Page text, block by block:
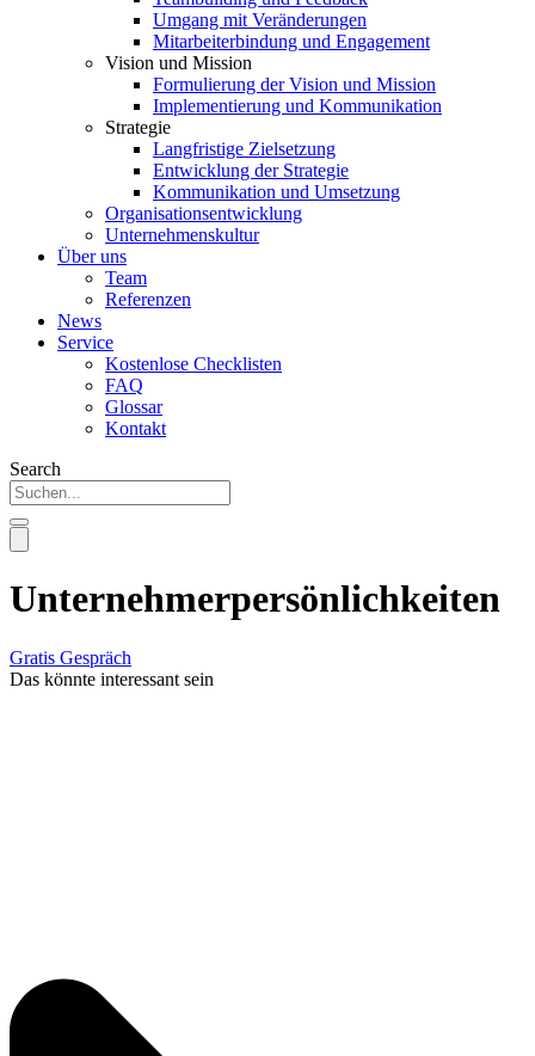
Umgang mit Veränderungen
Mitarbeiterbindung und Engagement
Vision und Mission
Formulierung der Vision und Mission
Implementierung und Kommunikation
Strategie
Langfristige Zielsetzung
Entwicklung der Strategie
Kommunikation und Umsetzung
Organisationsentwicklung
Unternehmenskultur
Über uns
Team
Referenzen
News
Service
Kostenlose Checklisten
FAQ
Glossar
Kontakt
Search
Unternehmerpersönlichkeiten
Gratis Gespräch
Das könnte interessant sein